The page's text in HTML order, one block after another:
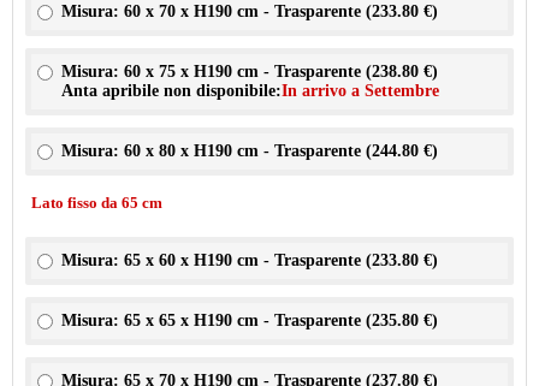
Misura: 60 x 70 x H190 cm - Trasparente (233.80 €)
Misura: 60 x 75 x H190 cm - Trasparente (238.80 €)
Anta apribile non disponibile:In arrivo a Settembre
Misura: 60 x 80 x H190 cm - Trasparente (244.80 €)
Lato fisso da 65 cm
Misura: 65 x 60 x H190 cm - Trasparente (233.80 €)
Misura: 65 x 65 x H190 cm - Trasparente (235.80 €)
Misura: 65 x 70 x H190 cm - Trasparente (237.80 €)